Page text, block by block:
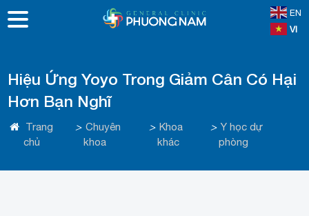
EN
VI
Hiệu Ứng Yoyo Trong Giảm Cân Có Hại
Hơn Bạn Nghĩ
Trang
chủ
> Chuyên
khoa
> Khoa
khác
> Y học dự
phòng